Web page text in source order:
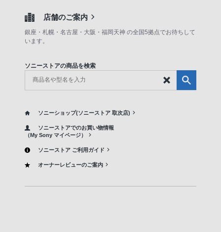
店舗のご案内
銀座・札幌・名古屋・大阪・福岡天神 の全国5拠点でお待ちして
います。
ソニーストアの商品を検索
ソニーショップ(ソニーストア 取次店)
ソニーストアでのお買い物情報
（My Sony マイページ）
ソニーストア ご利用ガイド
オーナーレビューのご案内